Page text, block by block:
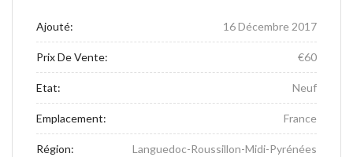
Ajouté: 16 Décembre 2017
Prix De Vente: €60
Etat: Neuf
Emplacement: France
Région: Languedoc-Roussillon-Midi-Pyrénées